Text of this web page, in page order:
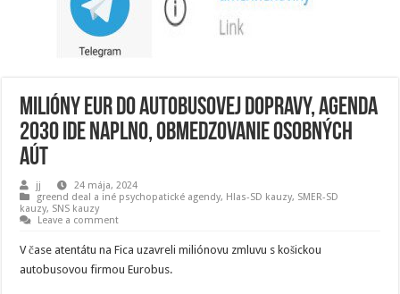
Milióny EUR do autobusovej dopravy, agenda
2030 ide naplno, obmedzovanie osobných
aút
jj
24 mája, 2024
greend deal a iné psychopatické agendy, Hlas-SD kauzy, SMER-SD
kauzy, SNS kauzy
Leave a comment
V čase atentátu na Fica uzavreli miliónovu zmluvu s košickou
autobusovou firmou Eurobus.